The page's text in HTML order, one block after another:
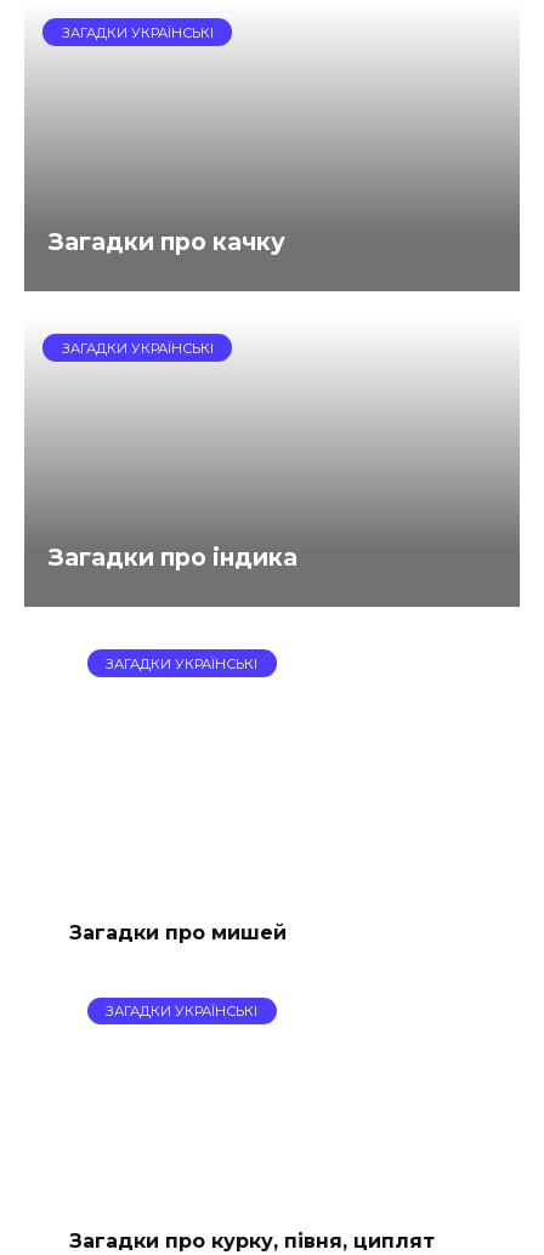
ЗАГАДКИ УКРАЇНСЬКІ
Загадки про качку
ЗАГАДКИ УКРАЇНСЬКІ
Загадки про індика
ЗАГАДКИ УКРАЇНСЬКІ
Загадки про мишей
ЗАГАДКИ УКРАЇНСЬКІ
Загадки про курку, півня, циплят